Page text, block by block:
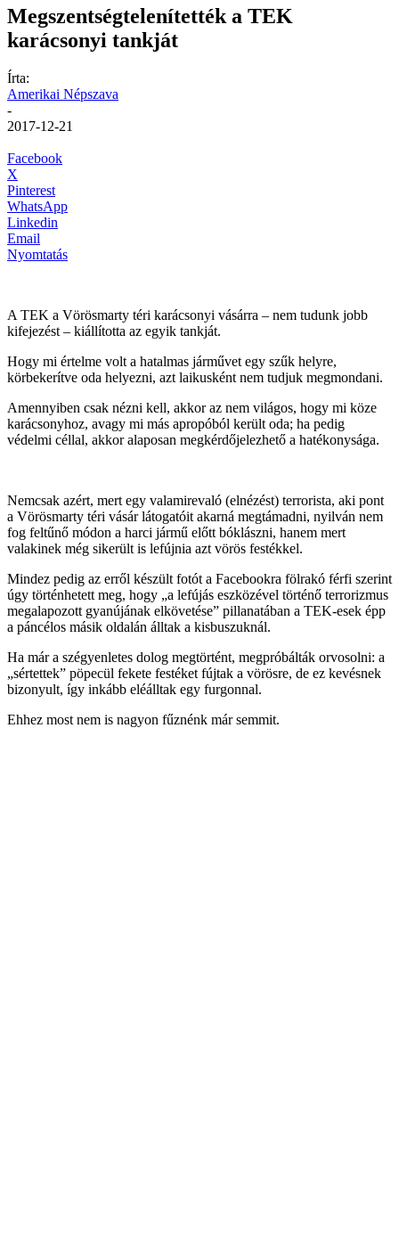
Megszentségtelenítették a TEK
karácsonyi tankját
Írta:
Amerikai Népszava
-
2017-12-21
Facebook
X
Pinterest
WhatsApp
Linkedin
Email
Nyomtatás
A TEK a Vörösmarty téri karácsonyi vásárra – nem tudunk jobb
kifejezést – kiállította az egyik tankját.
Hogy mi értelme volt a hatalmas járművet egy szűk helyre,
körbekerítve oda helyezni, azt laikusként nem tudjuk megmondani.
Amennyiben csak nézni kell, akkor az nem világos, hogy mi köze
karácsonyhoz, avagy mi más apropóból került oda; ha pedig
védelmi céllal, akkor alaposan megkérdőjelezhető a hatékonysága.
Nemcsak azért, mert egy valamirevaló (elnézést) terrorista, aki pont
a Vörösmarty téri vásár látogatóit akarná megtámadni, nyilván nem
fog feltűnő módon a harci jármű előtt bóklászni, hanem mert
valakinek még sikerült is lefújnia azt vörös festékkel.
Mindez pedig az erről készült fotót a Facebookra fölrakó férfi szerint
úgy történhetett meg, hogy „a lefújás eszközével történő terrorizmus
megalapozott gyanújának elkövetése” pillanatában a TEK-esek épp
a páncélos másik oldalán álltak a kisbuszuknál.
Ha már a szégyenletes dolog megtörtént, megpróbálták orvosolni: a
„sértettek” pöpecül fekete festéket fújtak a vörösre, de ez kevésnek
bizonyult, így inkább eléálltak egy furgonnal.
Ehhez most nem is nagyon fűznénk már semmit.